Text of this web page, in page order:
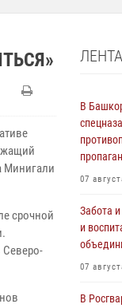
Минигали
срочной
Северо-
В
07
Забота
и
07
В